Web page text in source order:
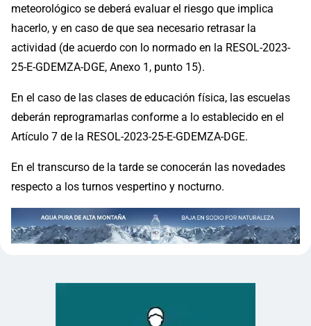
meteorológico se deberá evaluar el riesgo que implica
hacerlo, y en caso de que sea necesario retrasar la
actividad (de acuerdo con lo normado en la RESOL-2023-
25-E-GDEMZA-DGE, Anexo 1, punto 15).
En el caso de las clases de educación física, las escuelas
deberán reprogramarlas conforme a lo establecido en el
Artículo 7 de la RESOL-2023-25-E-GDEMZA-DGE.
En el transcurso de la tarde se conocerán las novedades
respecto a los turnos vespertino y nocturno.